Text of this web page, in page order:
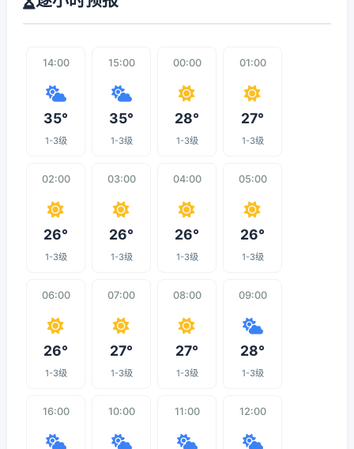
14:00
35°
1-3级
15:00
35°
1-3级
00:00
28°
1-3级
01:00
27°
1-3级
02:00
26°
1-3级
03:00
26°
1-3级
04:00
26°
1-3级
05:00
26°
1-3级
06:00
26°
1-3级
07:00
27°
1-3级
08:00
27°
1-3级
09:00
28°
1-3级
16:00 10:00 11:00 12:00